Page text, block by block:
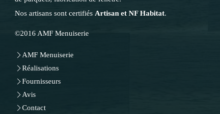
Nos artisans sont certifiés Artisan et NF Habitat.
©2016 AMF Menuiserie
AMF Menuiserie
Réalisations
Fournisseurs
Avis
Contact